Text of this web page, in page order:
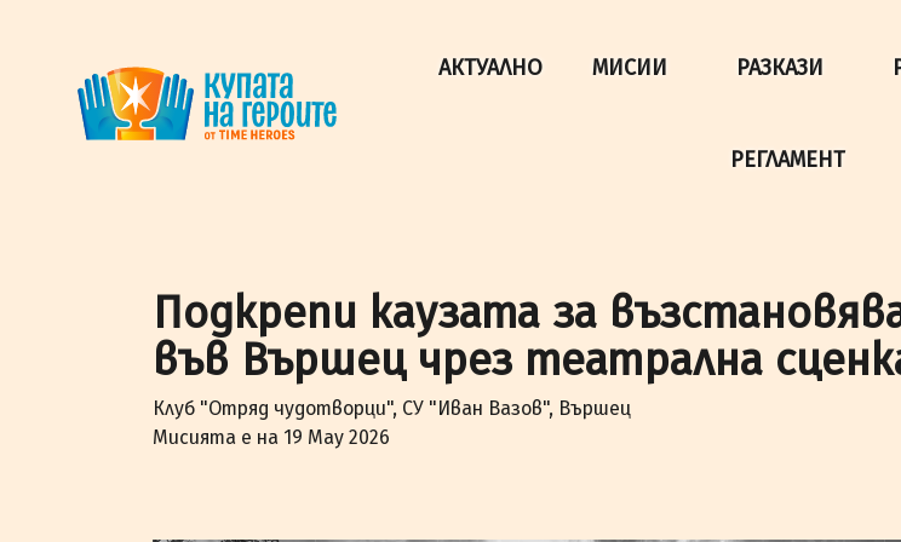
АКТУАЛНО МИСИИ РАЗКАЗИ
РЕГЛАМЕНТ
Подкрепи каузата за
във Вършец чрез театрална
Клуб "Отряд чудотворци", СУ "Иван Вазов", Вършец
Мисията е на 19 May 2026